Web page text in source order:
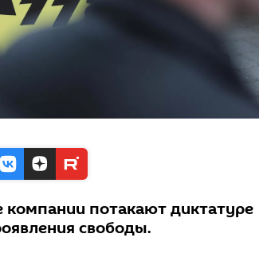
потакают диктатуре
свободы.